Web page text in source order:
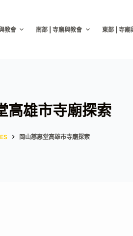
教會 南部 | 寺廟與教會 東部 | 寺廟
高雄市寺廟探索
岡山慈惠堂高雄市寺廟探索